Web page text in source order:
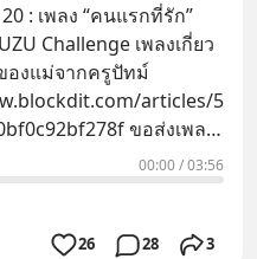
: เพลง “คนแรกที่รัก”
ลงเกี่ยว
องแม่จากครูปัทม์
articles/5
ขอส่งเพลง
ท่านในค่ำคืนแห่ง00:00/03:56
26 28 3